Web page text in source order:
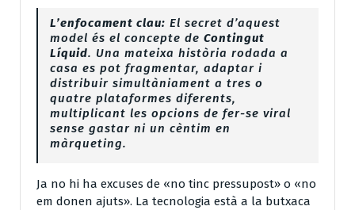
L’enfocament clau: El secret d’aquest
model és el concepte de Contingut
Líquid. Una mateixa història rodada a
casa es pot fragmentar, adaptar i
distribuir simultàniament a tres o
quatre plataformes diferents,
multiplicant les opcions de fer-se viral
sense gastar ni un cèntim en
màrqueting.
Ja no hi ha excuses de «no tinc pressupost» o «no
em donen ajuts». La tecnologia està a la butxaca